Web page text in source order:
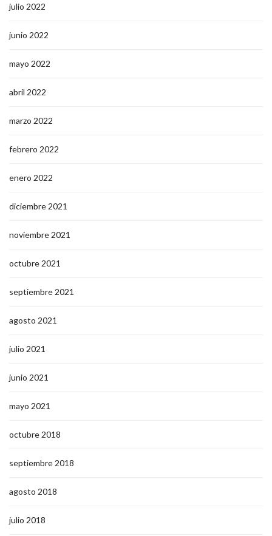
julio 2022
junio 2022
mayo 2022
abril 2022
marzo 2022
febrero 2022
enero 2022
diciembre 2021
noviembre 2021
octubre 2021
septiembre 2021
agosto 2021
julio 2021
junio 2021
mayo 2021
octubre 2018
septiembre 2018
agosto 2018
julio 2018